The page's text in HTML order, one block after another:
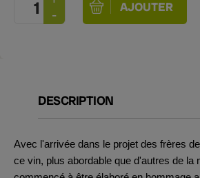
DESCRIPTION
Avec l'arrivée dans le projet des frères
ce vin, plus abordable que d'autres de la